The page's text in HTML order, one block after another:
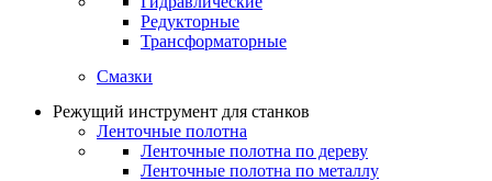
Редукторные
Трансформаторные
Смазки
Режущий инструмент для станков
Ленточные полотна
Ленточные полотна по дереву
Ленточные полотна по металлу